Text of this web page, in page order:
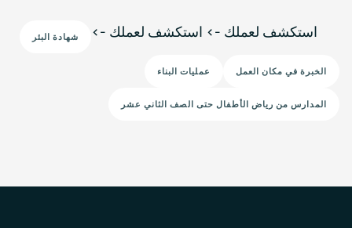
استكشف لعملك -> استكشف لعملك -> شهادة البئر
الخبرة في مكان العمل عمليات البناء
المدارس من رياض الأطفال حتى الصف الثاني عشر